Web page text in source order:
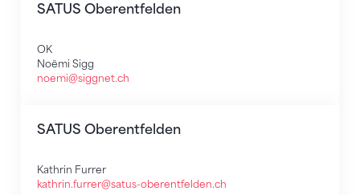
SATUS Oberentfelden
OK
Noëmi Sigg
noemi@siggnet.ch
SATUS Oberentfelden
Kathrin Furrer
kathrin.furrer@satus-oberentfelden.ch